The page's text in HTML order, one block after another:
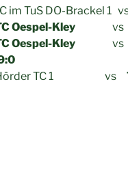
TuS DO-Brackel 1
Oespel-Kley vs TV
Oespel-Kley vs TC
Hörder TC 1 vs